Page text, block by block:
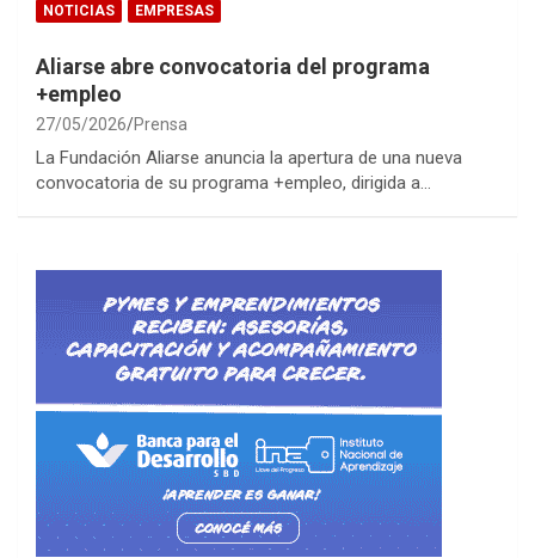
NOTICIAS EMPRESAS
Aliarse abre convocatoria del programa
+empleo
27/05/2026 Prensa
La Fundación Aliarse anuncia la apertura de una nueva
convocatoria de su programa +empleo, dirigida a…